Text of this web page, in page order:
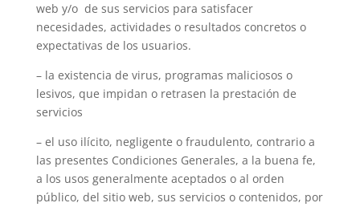
web y/o de sus servicios para satisfacer
necesidades, actividades o resultados concretos o
expectativas de los usuarios.
– la existencia de virus, programas maliciosos o
lesivos, que impidan o retrasen la prestación de
servicios
– el uso ilícito, negligente o fraudulento, contrario a
las presentes Condiciones Generales, a la buena fe,
a los usos generalmente aceptados o al orden
público, del sitio web, sus servicios o contenidos, por